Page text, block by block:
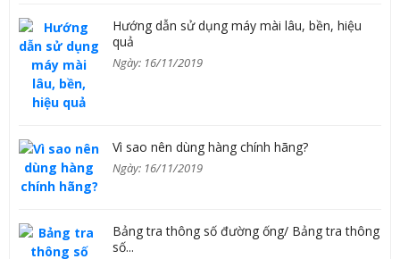
Hướng dẫn sử dụng máy mài lâu, bền, hiệu
quả
Ngày: 16/11/2019
Vì sao nên dùng hàng chính hãng?
Ngày: 16/11/2019
Bảng tra thông số đường ống/ Bảng tra thông
số...